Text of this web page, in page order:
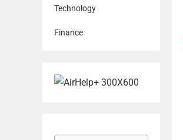
Technology
Finance